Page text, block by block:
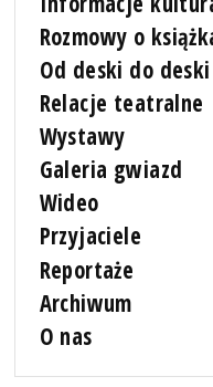
Rozmowy o
Od deski do
Relacje teatralne
Wystawy
Galeria gwiazd
Wideo
Przyjaciele
Reportaże
Archiwum
O nas